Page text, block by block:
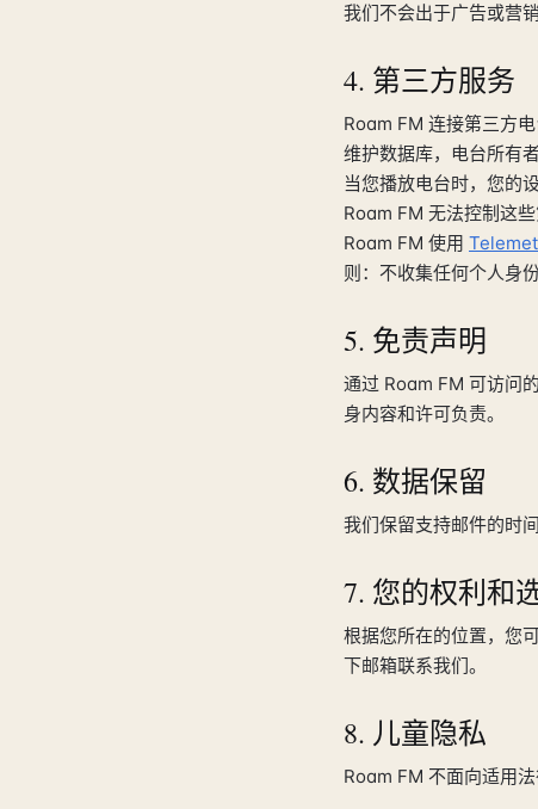
我们不会出于广告或营
4. 第三方服务
Roam FM 连接第三方
维护数据库，电台所有
当您播放电台时，您的
Roam FM 无法控制这
Roam FM 使用
则：不收集任何个人身
5. 免责声明
通过 Roam FM 可访问
身内容和许可负责。
6. 数据保留
我们保留支持邮件的时
7. 您的权利和
根据您所在的位置，您
下邮箱联系我们。
8. 儿童隐私
Roam FM 不面向适用